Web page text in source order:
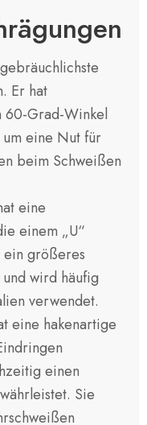
Er hat
60-Grad-Winkel
eine Nut für
beim Schweißen
eine
einem „U“
größeres
wird häufig
verwendet.
eine hakenartige
einen
Sie